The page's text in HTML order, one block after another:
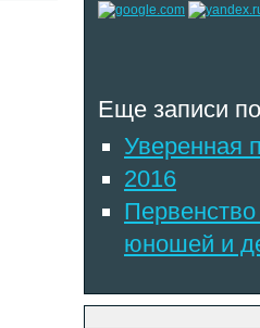
Еще записи
Уверенная
2016
юношей и